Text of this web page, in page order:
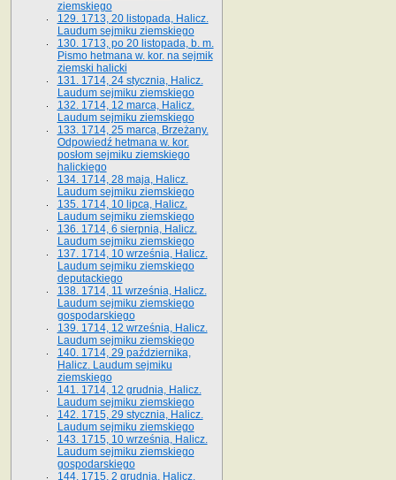
ziemskiego
129. 1713, 20 listopada, Halicz.
Laudum sejmiku ziemskiego
130. 1713, po 20 listopada, b. m.
Pismo hetmana w. kor. na sejmik
ziemski halicki
131. 1714, 24 stycznia, Halicz.
Laudum sejmiku ziemskiego
132. 1714, 12 marca, Halicz.
Laudum sejmiku ziemskiego
133. 1714, 25 marca, Brzeżany.
Odpowiedź hetmana w. kor.
posłom sejmiku ziemskiego
halickiego
134. 1714, 28 maja, Halicz.
Laudum sejmiku ziemskiego
135. 1714, 10 lipca, Halicz.
Laudum sejmiku ziemskiego
136. 1714, 6 sierpnia, Halicz.
Laudum sejmiku ziemskiego
137. 1714, 10 września, Halicz.
Laudum sejmiku ziemskiego
deputackiego
138. 1714, 11 września, Halicz.
Laudum sejmiku ziemskiego
gospodarskiego
139. 1714, 12 września, Halicz.
Laudum sejmiku ziemskiego
140. 1714, 29 października,
Halicz. Laudum sejmiku
ziemskiego
141. 1714, 12 grudnia, Halicz.
Laudum sejmiku ziemskiego
142. 1715, 29 stycznia, Halicz.
Laudum sejmiku ziemskiego
143. 1715, 10 września, Halicz.
Laudum sejmiku ziemskiego
gospodarskiego
144. 1715, 2 grudnia, Halicz.